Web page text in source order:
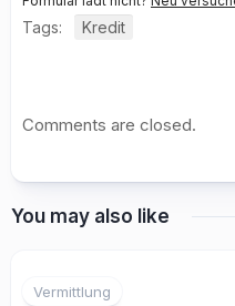
Tags: Kredit
Comments are closed.
You may also like
Vermittlung